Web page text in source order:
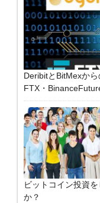
DeribitとBitMexか
FTX・
ビットコイン投資
か？